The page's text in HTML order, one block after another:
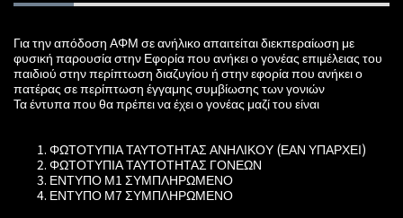
Για την απόδοση ΑΦΜ σε ανήλικο απαιτείται διεκπεραίωση με
φυσική παρουσία στην Εφορία που ανήκει ο γονέας επιμέλειας του
παιδιού στην περίπτωση διαζυγίου ή στην εφορία που ανήκει ο
πατέρας σε περίπτωση έγγαμης συμβίωσης των γονιών
Τα έντυπα που θα πρέπει να έχει ο γονέας μαζί του είναι
ΦΩΤΟΤΥΠΙΑ ΤΑΥΤΟΤΗΤΑΣ ΑΝΗΛΙΚΟΥ (ΕΑΝ ΥΠΑΡΧΕΙ)
ΦΩΤΟΤΥΠΙΑ ΤΑΥΤΟΤΗΤΑΣ ΓΟΝΕΩΝ
ΕΝΤΥΠΟ Μ1 ΣΥΜΠΛΗΡΩΜΕΝΟ
ΕΝΤΥΠΟ Μ7 ΣΥΜΠΛΗΡΩΜΕΝΟ